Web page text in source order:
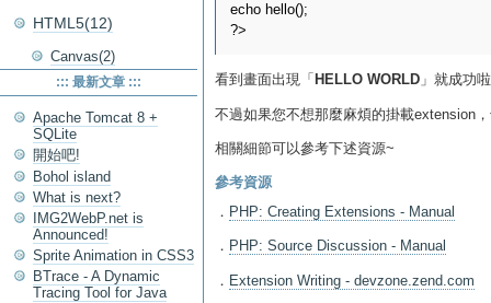
echo hello();
看到畫面出現「 HELLO WORLD 」就成功
不過如果您不想那麼麻煩的掛載extension
相關細節可以參考下述資源~
參考資源
． PHP: Creating Extensions - Manual
． PHP: Source Discussion - Manual
． Extension Writing - devzone.zend.com
HTML5(12)
Canvas(2)
::: 最新文章 :::
Apache Tomcat 8 +
SQLite
開始吧!
Bohol island
What is next?
IMG2WebP.net is
Announced!
Sprite Animation in CSS3
BTrace - A Dynamic
Tracing Tool for Java